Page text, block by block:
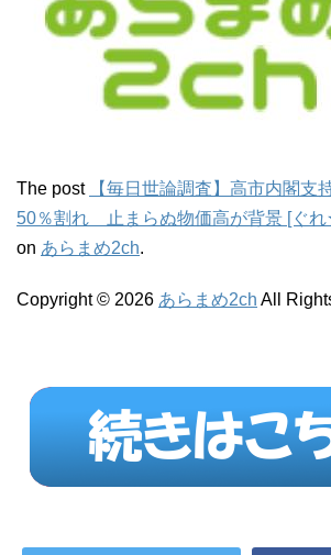
The post
【毎日世論調査】高市内閣支
50％割れ 止まらぬ物価高が背景 [ぐ
on あらまめ2ch.
Copyright © 2026 あらまめ2ch All